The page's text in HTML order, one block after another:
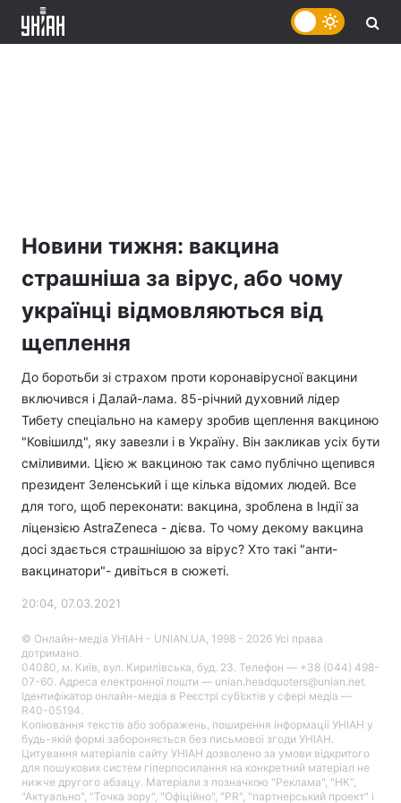
Новини тижня: вакцина
страшніша за вірус, або чому
українці відмовляються від
щеплення
До боротьби зі страхом проти коронавірусної вакцини
включився і Далай-лама. 85-річний духовний лідер
Тибету спеціально на камеру зробив щеплення вакциною
"Ковішилд", яку завезли і в Україну. Він закликав усіх бути
сміливими. Цією ж вакциною так само публічно щепився
президент Зеленський і ще кілька відомих людей. Все
для того, щоб переконати: вакцина, зроблена в Індії за
ліцензією AstraZeneca - дієва. То чому декому вакцина
досі здається страшнішою за вірус? Хто такі "анти-
вакцинатори"- дивіться в сюжеті.
20:04, 07.03.2021
© Онлайн-медіа УНІАН - UNIAN.UA, 1998 - 2026 Усі права
дотримано.
04080, м. Київ, вул. Кирилівська, буд. 23. Телефон — +38 (044) 498-
07-60. Адреса електронної пошти — unian.headquoters@unian.net.
Ідентифікатор онлайн-медіа в Реєстрі суб’єктів у сфері медіа —
R40-05194.
Копіювання текстів або зображень, поширення інформації УНІАН у
будь-якій формі забороняється без письмової згоди УНІАН.
Цитування матеріалів сайту УНІАН дозволено за умови відкритого
для пошукових систем гіперпосилання на конкретний матеріал не
нижче другого абзацу. Матеріали з позначкою "Реклама", "НК",
"Актуально", "Точка зору", "Офіційно", "PR", "партнерський проект" і